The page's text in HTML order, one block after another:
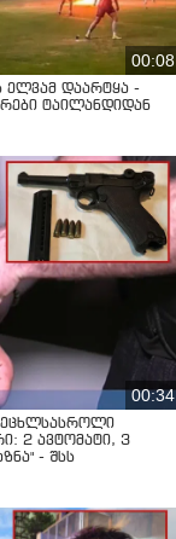
00:08
ელვამ დაარტყა -
ტაილანდიდან
00:34
2 ავტომატი, 3
- შსს